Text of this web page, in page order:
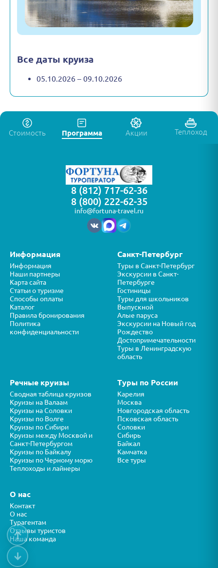
Все даты круиза
05.10.2026 – 09.10.2026
Стоимость Программа Акции Теплоход
8 (812) 717-62-36
8 (800) 222-62-35
info@fortuna-travel.ru
Информация
Информация
Наши партнеры
Карта сайта
Статьи о туризме
Способы оплаты
Каталог
Правила бронирования
Политика
конфиденциальности
Санкт-Петербург
Туры в Санкт-Петербург
Экскурсии в Санкт-
Петербурге
Гостиницы
Туры для школьников
Выпускной
Алые паруса
Экскурсии на Новый год
Рождество
Достопримечательности
Туры в Ленинградскую
область
Речные круизы
Сводная таблица круизов
Круизы на Валаам
Круизы на Соловки
Круизы по Волге
Круизы по Сибири
Круизы между Москвой и
Санкт-Петербургом
Круизы по Байкалу
Круизы по Черному морю
Теплоходы и лайнеры
Туры по России
Карелия
Москва
Новгородская область
Псковская область
Соловки
Сибирь
Байкал
Камчатка
Все туры
О нас
Контакт
О нас
Турагентам
Отзывы туристов
Наша команда
↑
↓